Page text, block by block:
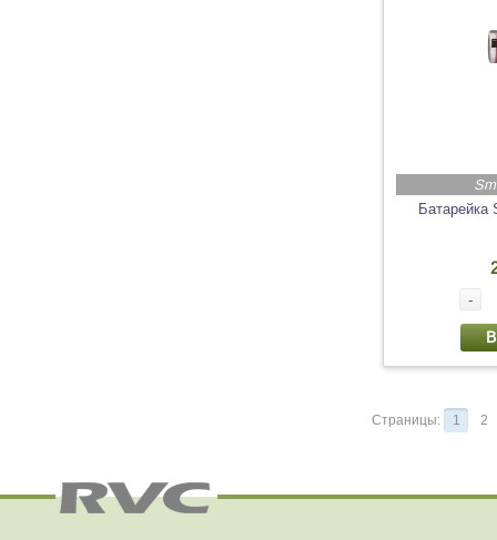
Батарейка
-
Страницы: 1 2